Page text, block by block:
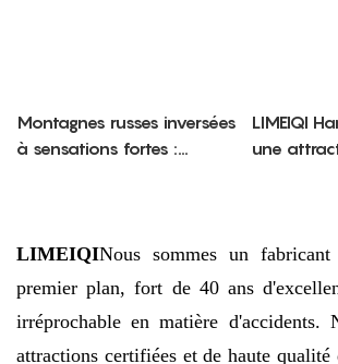
Montagnes russes inversées
à sensations fortes :
LIMEIQI
une
LIMEIQINous sommes un
premier plan, fort de 40 ans
irréprochable en matière d'accidents.
attractions certifiées et de haute qualité